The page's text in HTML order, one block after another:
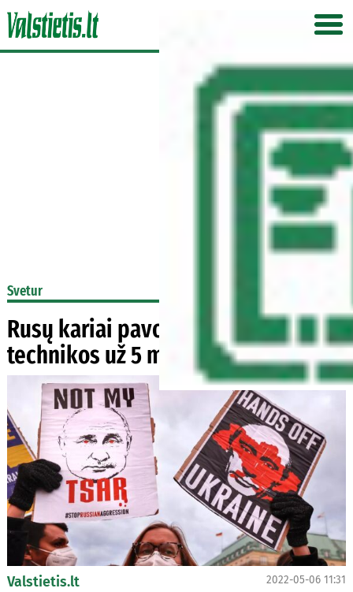
Svetur
Rusų kariai pavogė žemės ūkio
technikos už 5 mln. dolerių
Valstietis.lt 2022-05-06 11:31